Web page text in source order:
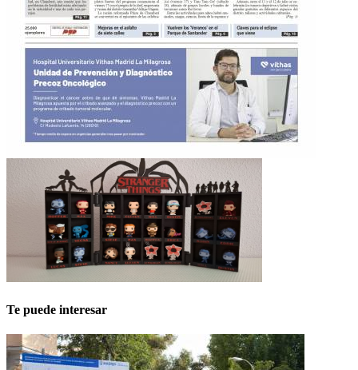
Te puede interesar